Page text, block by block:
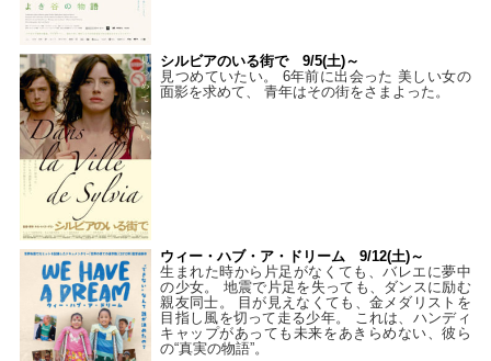
シルビアのいる街で 9/5(土)～
見つめていたい。 6年前に出会った 美しい女の
面影を求めて、 青年はその街をさまよった。
ウィー・ハブ・ア・ドリーム 9/12(土)～
生まれた時から片足がなくても、バレエに夢中
の少女。 地震で片足を失っても、ダンスに励む
親友同士。 目が見えなくても、金メダリストを
目指し風を切って走る少年。 これは、ハンディ
キャップがあっても未来をあきらめない、彼ら
の“真実の物語”。